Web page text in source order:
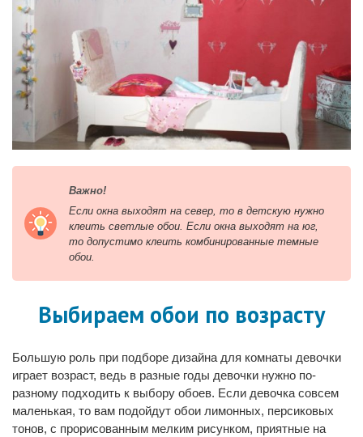
Важно!
Если окна выходят на север, то в детскую нужно
клеить светлые обои. Если окна выходят на юг,
то допустимо клеить комбинированные темные
обои.
Выбираем обои по возрасту
Большую роль при подборе дизайна для комнаты девочки
играет возраст, ведь в разные годы девочки нужно по-
разному подходить к выбору обоев. Если девочка совсем
маленькая, то вам подойдут обои лимонных, персиковых
тонов, с прорисованным мелким рисунком, приятные на